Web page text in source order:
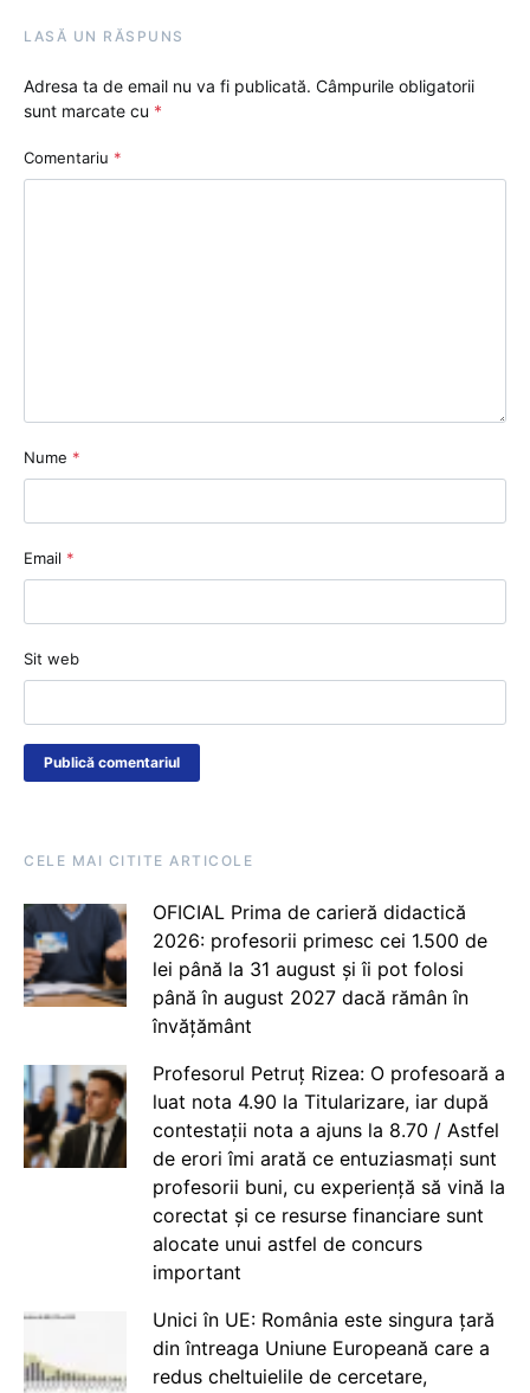
LASĂ UN RĂSPUNS
Adresa ta de email nu va fi publicată. Câmpurile obligatorii
sunt marcate cu *
Comentariu *
Nume *
Email *
Sit web
CELE MAI CITITE ARTICOLE
OFICIAL Prima de carieră didactică
2026: profesorii primesc cei 1.500 de
lei până la 31 august și îi pot folosi
până în august 2027 dacă rămân în
învățământ
Profesorul Petruț Rizea: O profesoară a
luat nota 4.90 la Titularizare, iar după
contestații nota a ajuns la 8.70 / Astfel
de erori îmi arată ce entuziasmați sunt
profesorii buni, cu experiență să vină la
corectat și ce resurse financiare sunt
alocate unui astfel de concurs
important
Unici în UE: România este singura țară
din întreaga Uniune Europeană care a
redus cheltuielile de cercetare,